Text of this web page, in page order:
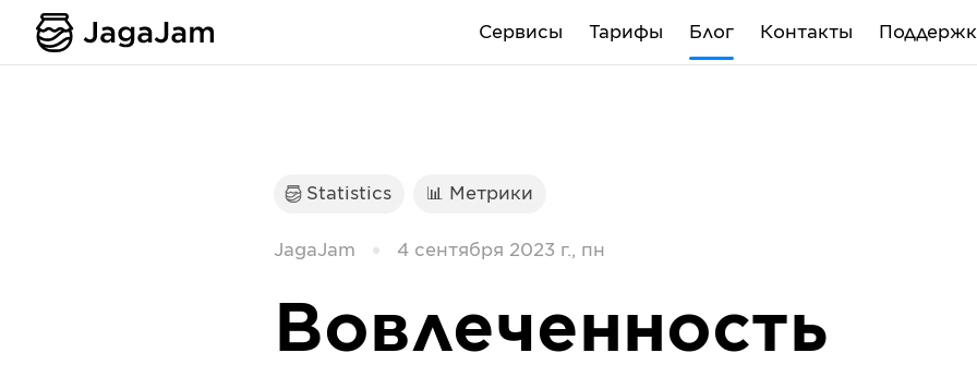
Сервисы Тарифы Блог Контакты
Statistics 📊 Метрики
JagaJam 4 сентября 2023 г., пн
Вовлеченность